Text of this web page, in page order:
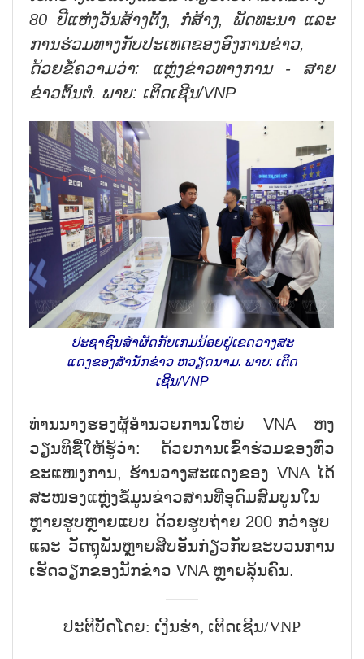
80 ປີ​ແຫ່ງ​ວັນ​ສ້າງ​ຕັ້ງ, ກໍ່ສ້າງ, ພັດທະນາ ​ແລະ
ການ​ຮ່ວມ​ທາງ​ກັບ​ປະ​ເທດ​ຂອງ​ອົງການ​ຂ່າວ,
ດ້ວຍ​ຂໍ້ຄວາມ​ວ່າ: ແຫຼ່ງຂ່າວ​ທາງ​ການ - ສາຍ​
ຂ່າວ​ຕົ້ນຕໍ. ພາບ: ເຕິດເຊີນ/VNP
ປະຊາຊົນ​ສຳ​ຜັດ​ກັບ​ເກມ​ນ້ອຍ​ຢູ່​ເຂດ​ວາງ​ສະ​
ແດງ​ຂອງ​ສຳ​ນັກ​ຂ່າວ ​ຫວຽດ​ນາມ. ພາບ: ເຕິດ
ເຊີນ/VNP
ທ່ານ​ນາງ​ຮອງ​ຜູ້​ອຳ​ນວຍ​ການ​ໃຫຍ່ VNA ຫງ
ວຽນ​ທິ​ຊື້​ໃຫ້​ຮູ້​ວ່າ: ດ້ວຍ​ການ​ເຂົ້າ​ຮ່ວມ​ຂອງ​ທົ່ວ​
ຂະ​ແໜງ​ການ, ​ຮ້ານ​ວາງສະ​ແດງ​ຂອງ VNA ​ໄດ້​
ສະໜອງ​ແຫຼ່ງ​ຂໍ້​ມູນ​ຂ່າວ​ສານ​ທີ່​ອຸດົມສົມບູນ​ໃນ​
ຫຼາຍ​ຮູບ​ຫຼາຍ​ແບບ ດ້ວຍ​ຮູບ​ຖ່າຍ 200 ກວ່າ​ຮູບ ​
ແລະ ວັດຖຸ​ພັນ​ຫຼາຍ​ສິບ​ອັນ​ກ່ຽວ​ກັບ​ຂະ​ບວນການ​
ເຮັດ​ວຽກ​ຂອງ​ນັກ​ຂ່າວ VNA ຫຼາຍ​ລຸ້ນຄົນ.
ປະຕິບັດໂດຍ: ເງິນຮ່າ, ເຕິດເຊີນ/VNP